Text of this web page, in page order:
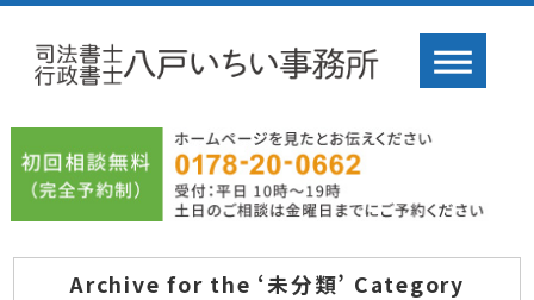
Archive for the ‘未分類’ Category